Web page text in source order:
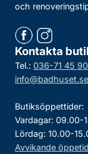
och
Kontakta
Tel.: 036-71 45 90
info@badhuset.se
Butiksöppettider:
Vardagar: 09.00-
Lördag: 10.00-
Avvikande